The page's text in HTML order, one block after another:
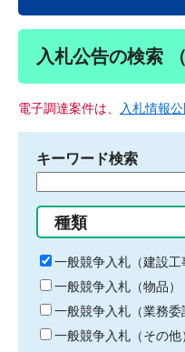
入札公告の検索
電子調達案件は、 入札情報
キーワード検索
る
キ
ー
ワ
ー
ド
種類
一般競争入札（建設工
一般競争入札（物品）
一般競争入札（業務委
一般競争入札（その他